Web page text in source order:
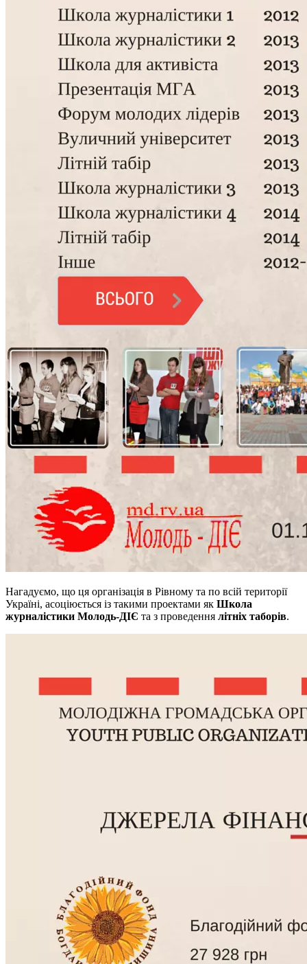
Нагадуємо, що ця організація в Рівному та по всій території
Україні, асоціюється із такими проектами як Школа
журналістики Молодь-ДІЄ та з проведення літніх таборів.